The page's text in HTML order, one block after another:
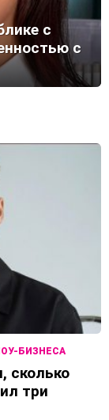
с
с
БИЗНЕСА
сколько
три